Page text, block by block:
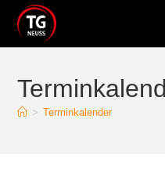
> Terminkalender